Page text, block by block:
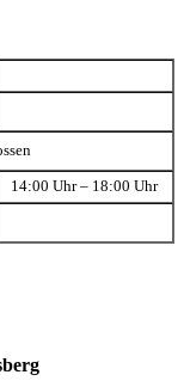
14:00 Uhr – 18:00 Uhr